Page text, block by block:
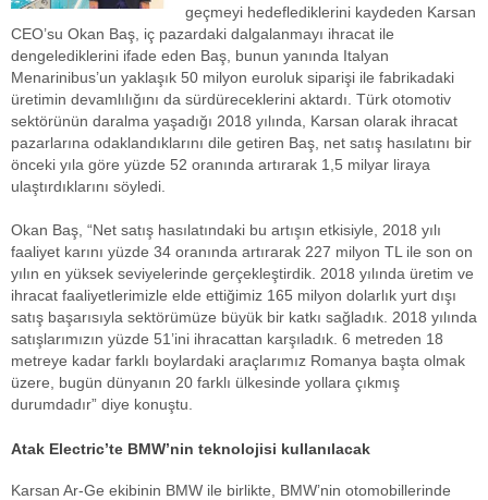
geçmeyi hedeflediklerini kaydeden Karsan
CEO’su Okan Baş, iç pazardaki dalgalanmayı ihracat ile
dengelediklerini ifade eden Baş, bunun yanında Italyan
Menarinibus’un yaklaşık 50 milyon euroluk siparişi ile fabrikadaki
üretimin devamlılığını da sürdüreceklerini aktardı. Türk otomotiv
sektörünün daralma yaşadığı 2018 yılında, Karsan olarak ihracat
pazarlarına odaklandıklarını dile getiren Baş, net satış hasılatını bir
önceki yıla göre yüzde 52 oranında artırarak 1,5 milyar liraya
ulaştırdıklarını söyledi.
Okan Baş, “Net satış hasılatındaki bu artışın etkisiyle, 2018 yılı
faaliyet karını yüzde 34 oranında artırarak 227 milyon TL ile son on
yılın en yüksek seviyelerinde gerçekleştirdik. 2018 yılında üretim ve
ihracat faaliyetlerimizle elde ettiğimiz 165 milyon dolarlık yurt dışı
satış başarısıyla sektörümüze büyük bir katkı sağladık. 2018 yılında
satışlarımızın yüzde 51’ini ihracattan karşıladık. 6 metreden 18
metreye kadar farklı boylardaki araçlarımız Romanya başta olmak
üzere, bugün dünyanın 20 farklı ülkesinde yollara çıkmış
durumdadır” diye konuştu.
Atak Electric’te BMW’nin teknolojisi kullanılacak
Karsan Ar-Ge ekibinin BMW ile birlikte, BMW’nin otomobillerinde